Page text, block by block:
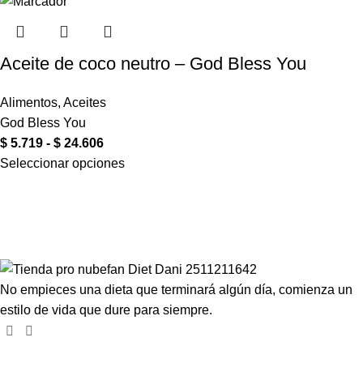
Aceite de coco neutro – God Bless You
Alimentos, Aceites
God Bless You
$ 5.719 - $ 24.606
Seleccionar opciones
No empieces una dieta que terminará algún día, comienza un
estilo de vida que dure para siempre.